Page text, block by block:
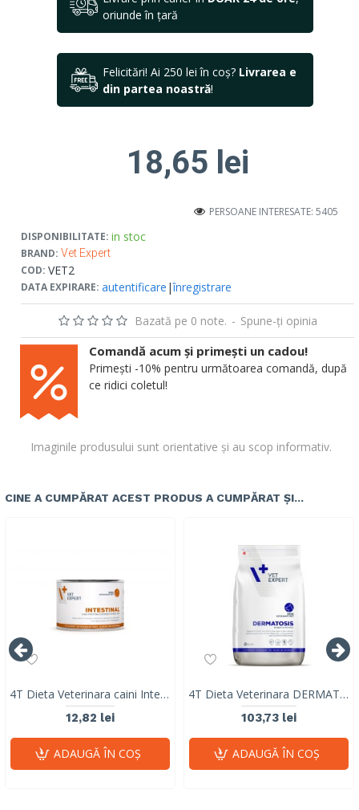
oriunde în țară
Felicitări! Ai 250 lei în coș? Livrarea e
din partea noastră!
DISPONIBILITATE: in stoc
BRAND: Vet Expert
COD: VET2
DATA EXPIRARE: autentificare |înregistrare
PERSOANE INTERESATE: 5405
Bazată pe 0 note. - Spune-ţi opinia
18,65 lei
Imaginile produsului sunt orientative și au scop informativ.
Comandă acum și primești un cadou!
Primești -10% pentru următoarea comandă, după
ce ridici coletul!
CINE A CUMPĂRAT ACEST PRODUS A CUMPĂRAT ȘI...
4T Dieta Veterinara caini Intestinal Dog, VetExpert, conserva, 200g
12,82 lei
ADAUGĂ ÎN COŞ
4T Dieta Veterinara DERMATOSIS DOG, VetExpert, cu carne de iepure si cartofi, 2 kg
103,73 lei
ADAUGĂ ÎN COŞ